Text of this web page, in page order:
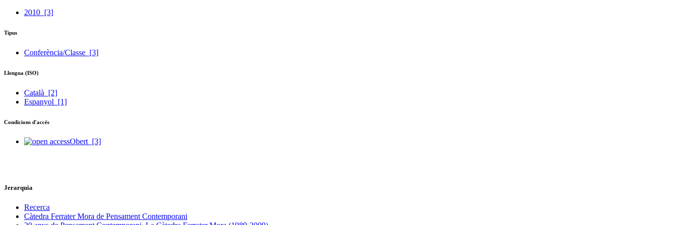
2010 [3]
Tipus
Conferència/Classe [3]
Llengua (ISO)
Català [2]
Espanyol [1]
Condicions d'accés
Obert [3]
Jerarquia
Recerca
Càtedra Ferrater Mora de Pensament Contemporani